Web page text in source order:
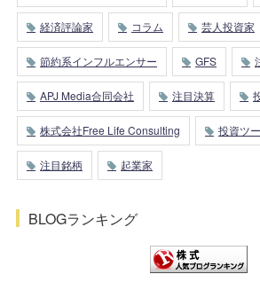
経済評論家 コラム 芸人投資家
節約系インフルエンサー GFS
APJ Media合同会社 注目決算
株式会社Free Life Consulting 投資ツ
注目銘柄 起業家
BLOGランキング